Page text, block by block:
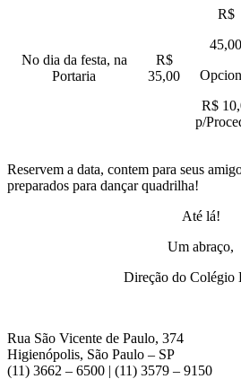
No dia da festa, na
Portaria
R$
35,00
R$
45,00
R$
p/
Reservem a data, contem para seus
preparados para dançar quadrilha!
Até lá!
Um abraço,
Direção do Colégio
Rua São Vicente de Paulo, 374
Higienópolis, São Paulo – SP
(11) 3662 – 6500 | (11) 3579 – 9150